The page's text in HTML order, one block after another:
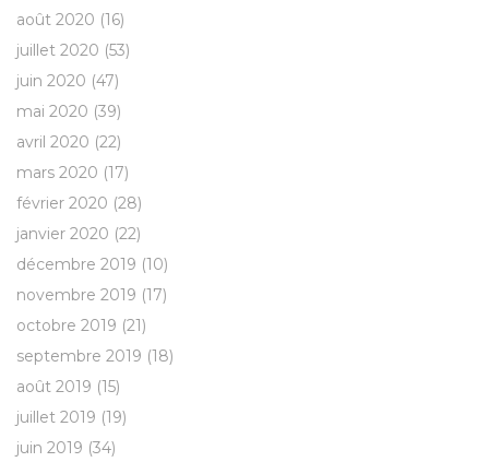
août 2020 (16)
juillet 2020 (53)
juin 2020 (47)
mai 2020 (39)
avril 2020 (22)
mars 2020 (17)
février 2020 (28)
janvier 2020 (22)
décembre 2019 (10)
novembre 2019 (17)
octobre 2019 (21)
septembre 2019 (18)
août 2019 (15)
juillet 2019 (19)
juin 2019 (34)